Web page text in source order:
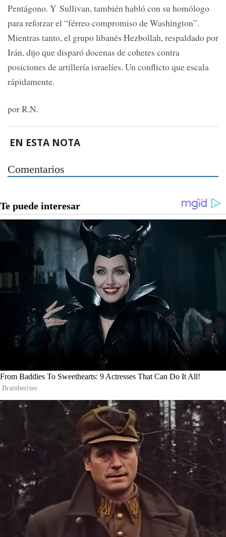
Pentágono. Y Sullivan, también habló con su homólogo
para reforzar el “férreo compromiso de Washington”.
Mientras tanto, el grupo libanés Hezbollah, respaldado por
Irán, dijo que disparó docenas de cohetes contra
posiciones de artillería israelíes. Un conflicto que escala
rápidamente.
por R.N.
EN ESTA NOTA
Comentarios